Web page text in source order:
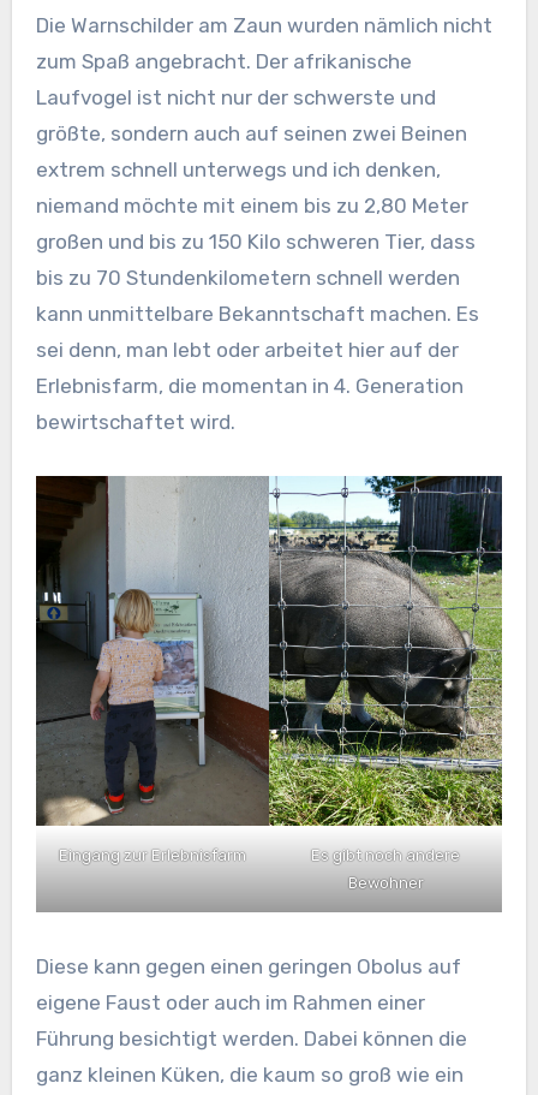
Die Warnschilder am Zaun wurden nämlich nicht
zum Spaß angebracht. Der afrikanische
Laufvogel ist nicht nur der schwerste und
größte, sondern auch auf seinen zwei Beinen
extrem schnell unterwegs und ich denken,
niemand möchte mit einem bis zu 2,80 Meter
großen und bis zu 150 Kilo schweren Tier, dass
bis zu 70 Stundenkilometern schnell werden
kann unmittelbare Bekanntschaft machen. Es
sei denn, man lebt oder arbeitet hier auf der
Erlebnisfarm, die momentan in 4. Generation
bewirtschaftet wird.
Eingang zur Erlebnisfarm
Es gibt noch andere
Bewohner
Diese kann gegen einen geringen Obolus auf
eigene Faust oder auch im Rahmen einer
Führung besichtigt werden. Dabei können die
ganz kleinen Küken, die kaum so groß wie ein